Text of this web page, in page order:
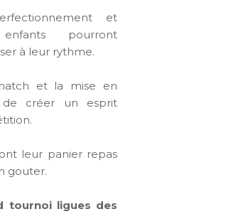
et
pourront
à leur rythme.
et la mise en
créer un esprit
leur panier repas
gouter.
tournoi ligues des